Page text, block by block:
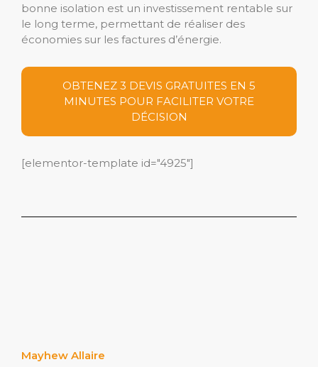
bonne isolation est un investissement rentable sur
le long terme, permettant de réaliser des
économies sur les factures d’énergie.
OBTENEZ 3 DEVIS GRATUITES EN 5
MINUTES POUR FACILITER VOTRE
DÉCISION
[elementor-template id="4925"]
Mayhew Allaire